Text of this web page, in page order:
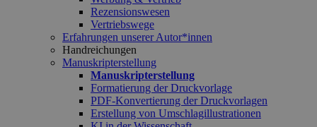
Rezensionswesen
Vertriebswege
Erfahrungen unserer Autor*innen
Handreichungen
Manuskripterstellung
Manuskripterstellung
Formatierung der Druckvorlage
PDF-Konvertierung der Druckvorlagen
Erstellung von Umschlagillustrationen